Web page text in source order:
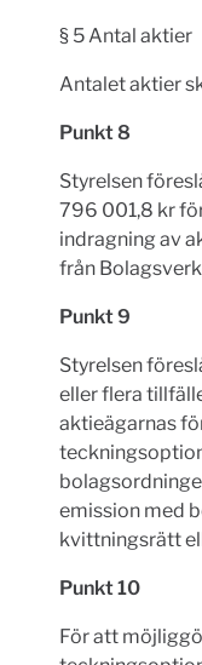
§ 5 Antal aktier
Antalet aktier
Punkt 8
Styrelsen
796 001,8 kr
indragning av
från
Punkt 9
Styrelsen
eller flera
aktieägarnas
emission med
kvittningsrätt
Punkt 10
För att